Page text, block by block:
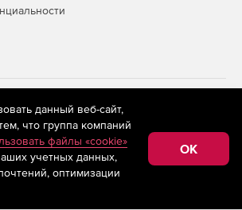
ресурсе store.softline.ru применяются
(информационные технологии
на основе сбора,
сведений, относящихся к
сети «Интернет»,
Российской Федерации)
данный веб-сайт,
что группа компаний
файлы «cookie»
учетных данных,
оптимизации
OK